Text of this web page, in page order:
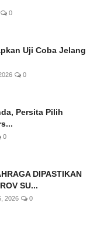
0
Uji Coba Jelang
0
Persita Pilih
0
DIPASTIKAN
SU...
2026 0